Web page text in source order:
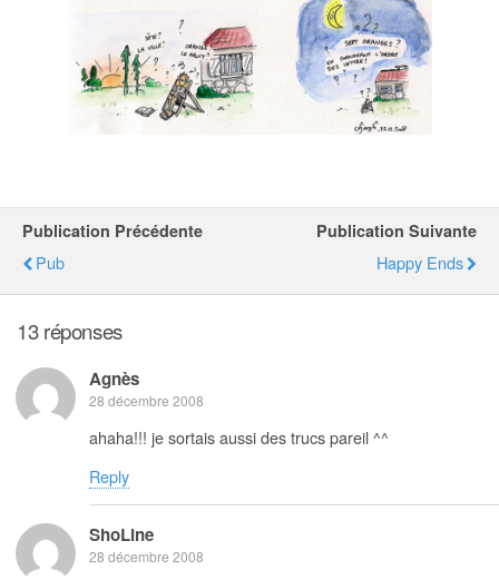
Publication Précédente
Pub
Publication Suivante
Happy Ends
13 réponses
Agnès
28 décembre 2008
ahaha!!! je sortais aussi des trucs pareil ^^
Reply
ShoLine
28 décembre 2008